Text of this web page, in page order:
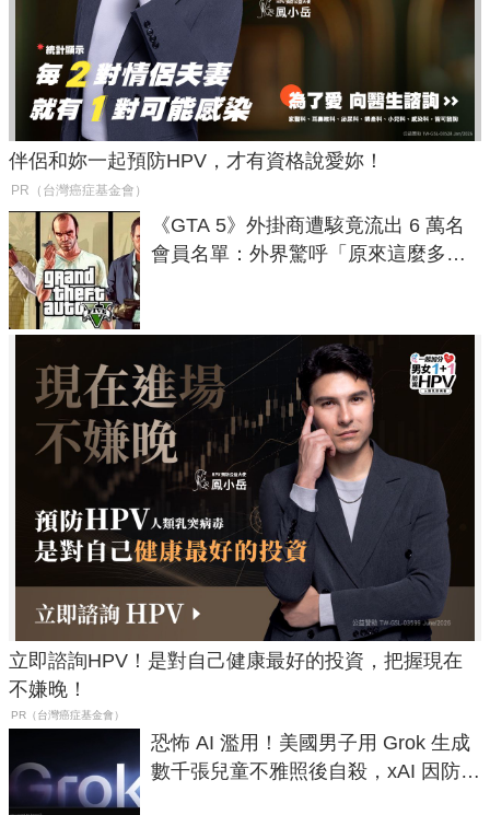
伴侶和妳一起預防HPV，才有資格說愛妳！
PR（台灣癌症基金會）
《GTA 5》外掛商遭駭竟流出 6 萬名
會員名單：外界驚呼「原來這麼多人
立即諮詢HPV！是對自己健康最好的投資，把握現在
不嫌晚！
PR（台灣癌症基金會）
恐怖 AI 濫用！美國男子用 Grok 生成
數千張兒童不雅照後自殺，xAI 因防護